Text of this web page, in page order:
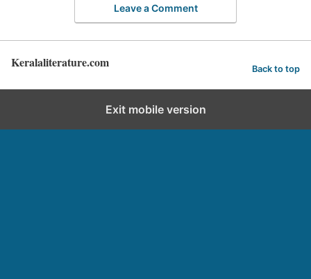
Leave a Comment
Keralaliterature.com Back to top
Exit mobile version